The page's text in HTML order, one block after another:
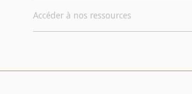
Accéder à nos ressources